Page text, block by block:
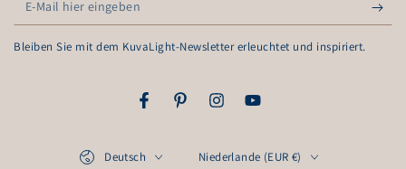
Mail
hier
Bleiben Sie mit dem KuvaLight-Newsletter erleuchtet und inspiriert.
FacebookPinterestInstagramYouTube
Deutsch Niederlande (EUR €)